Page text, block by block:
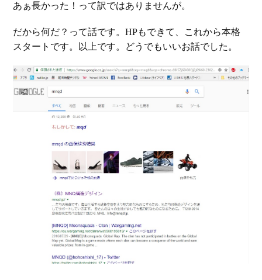
あぁ長かった！って訳ではありませんが。
だから何だ？って話です。HPもできて、これから本格
スタートです。以上です。どうでもいいお話でした。